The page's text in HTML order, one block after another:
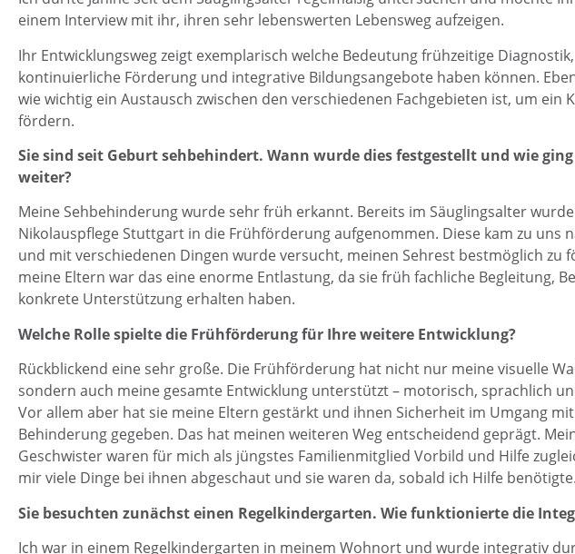
einem Interview mit ihr, ihren sehr lebenswerten Lebensweg aufzeigen.
Ihr Entwicklungsweg zeigt exemplarisch welche Bedeutung frühzeitige Diagnostik,
kontinuierliche Förderung und integrative Bildungsangebote haben können.
wie wichtig ein Austausch zwischen den verschiedenen Fachgebieten ist, um ein
fördern.
Sie sind seit Geburt sehbehindert. Wann wurde dies festgestellt und wie
weiter?
Meine Sehbehinderung wurde sehr früh erkannt. Bereits im Säuglingsalter
Nikolauspflege Stuttgart in die Frühförderung aufgenommen. Diese kam zu uns
und mit verschiedenen Dingen wurde versucht, meinen Sehrest bestmöglich zu
meine Eltern war das eine enorme Entlastung, da sie früh fachliche Begleitung,
konkrete Unterstützung erhalten haben.
Welche Rolle spielte die Frühförderung für Ihre weitere Entwicklung?
Rückblickend eine sehr große. Die Frühförderung hat nicht nur meine visuelle
sondern auch meine gesamte Entwicklung unterstützt – motorisch, sprachlich
Vor allem aber hat sie meine Eltern gestärkt und ihnen Sicherheit im Umgang
Behinderung gegeben. Das hat meinen weiteren Weg entscheidend geprägt.
Geschwister waren für mich als jüngstes Familienmitglied Vorbild und Hilfe
mir viele Dinge bei ihnen abgeschaut und sie waren da, sobald ich Hilfe benötigte.
Sie besuchten zunächst einen Regelkindergarten. Wie funktionierte die
Ich war in einem Regelkindergarten in meinem Wohnort und wurde integrativ